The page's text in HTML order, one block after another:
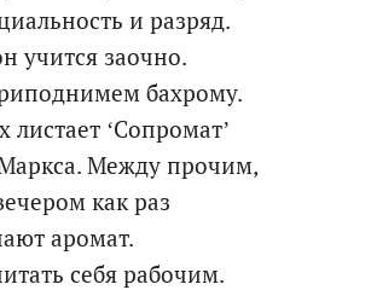
и разряд.
учится заочно.
бахрому.
листает ‘Сопромат’
Между прочим,
как раз
аромат.
себя рабочим.